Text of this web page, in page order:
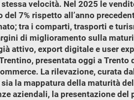
velocità. Nel 2025 le
7% rispetto all’anno
tra i comparti, trasporti e
di miglioramento sulla
attivo, export digitale e user
presentata oggi a Trento
La rilevazione, curata
la mappatura della maturità
aziendali, la presentazione del